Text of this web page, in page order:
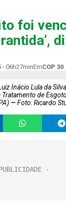
foi
06h27minEmCOP 30
Inácio Lula da
de
Foto: Ricardo